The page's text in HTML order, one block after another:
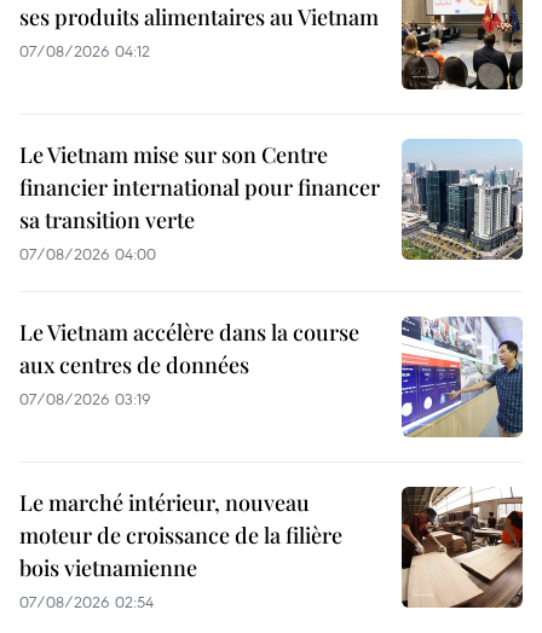
ses produits alimentaires au Vietnam
07/08/2026 04:12
Le Vietnam mise sur son Centre
financier international pour financer
sa transition verte
07/08/2026 04:00
Le Vietnam accélère dans la course
aux centres de données
07/08/2026 03:19
Le marché intérieur, nouveau
moteur de croissance de la filière
bois vietnamienne
07/08/2026 02:54